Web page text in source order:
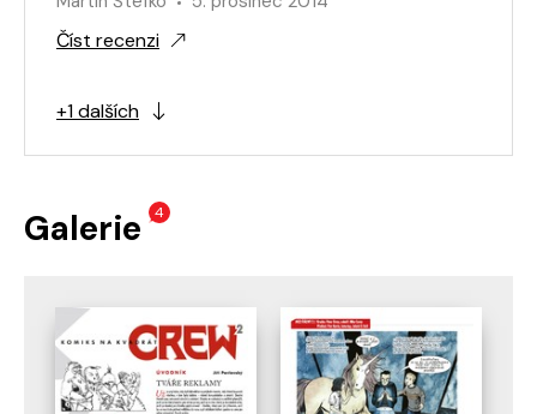
Číst recenzi
+1 dalších
Galerie 4